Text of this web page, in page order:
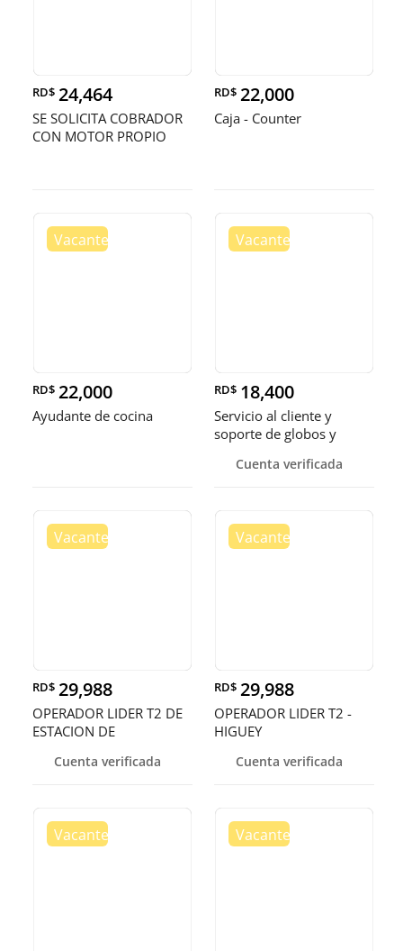
RD$ 24,464
SE SOLICITA COBRADOR
CON MOTOR PROPIO
RD$ 22,000
Caja - Counter
RD$ 22,000
Ayudante de cocina
RD$ 18,400
Servicio al cliente y
soporte de globos y
Cuenta verificada
RD$ 29,988
OPERADOR LIDER T2 DE
ESTACION DE
Cuenta verificada
RD$ 29,988
OPERADOR LIDER T2 -
HIGUEY
Cuenta verificada